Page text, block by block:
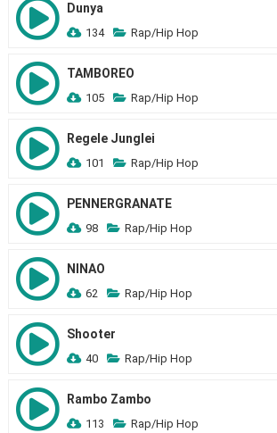
Dunya
134 Rap/Hip Hop
TAMBOREO
105 Rap/Hip Hop
Regele Junglei
101 Rap/Hip Hop
PENNERGRANATE
98 Rap/Hip Hop
NINAO
62 Rap/Hip Hop
Shooter
40 Rap/Hip Hop
Rambo Zambo
113 Rap/Hip Hop